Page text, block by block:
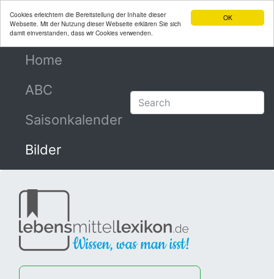
OK
Cookies erleichtern die Bereitstellung der Inhalte dieser
Webseite. Mit der Nutzung dieser Webseite erklären Sie sich
damit einverstanden, dass wir Cookies verwenden.
Home
ABC
Saisonkalender
Bilder